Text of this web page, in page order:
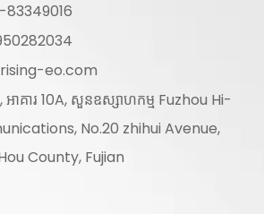
83349016
eo.com
អាគារ 10A, សួនឧស្សាហកម្ម Fuzhou Hi-
No.20 zhihui Avenue,
County, Fujian